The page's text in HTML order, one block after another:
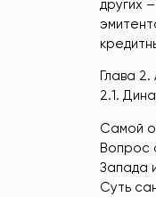
других
Глава
2.1.
Самой
Вопрос
Запада
Суть